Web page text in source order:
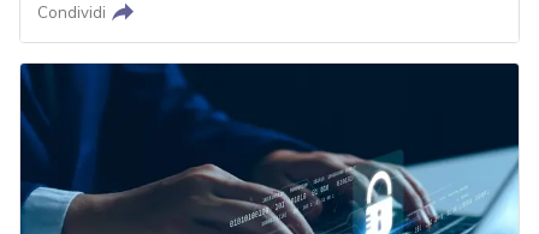
Condividi